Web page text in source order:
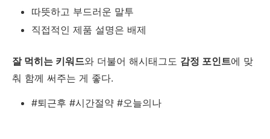
따뜻하고 부드러운 말투
직접적인 제품 설명은 배제
잘 먹히는 키워드와 더불어 해시태그도 감정 포인트에 맞
춰 함께 써주는 게 좋다.
#퇴근후 #시간절약 #오늘의나